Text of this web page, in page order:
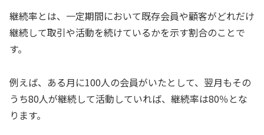
継続率とは、一定期間において既存会員や顧客がどれだけ
継続して取引や活動を続けているかを示す割合のことで
す。
例えば、ある月に100人の会員がいたとして、翌月もその
うち80人が継続して活動していれば、継続率は80％とな
ります。